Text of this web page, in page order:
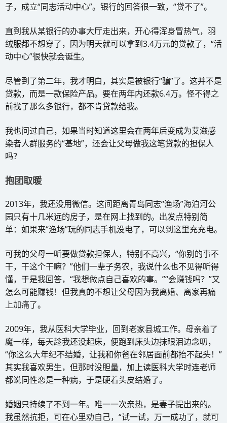
子，成立“同志活动中心”。银行的回答很一致，“贷不了”。
直到我从某银行的办事大厅走出来，开心得浑身冒热气，羽
绒服都不想穿了，因为明天就可以拿到3.4万元的贷款了，“活
动中心”很快就会诞生。
尽管到了第二年，我才明白，其实是被银行“骗”了。这并不是
贷款，而是一款保险产品。要在两年内还款6.4万。怪不得之
前找了那么多银行，都不肯贷款给我。
我也问过自己，如果当时知道这里会在两年后变成为艾滋感
染者人群服务的“基地”，还会让父母做我这笔贷款的担保人
吗？
抱团取暖
2013年，我还没用微信。这间距离青岛同志“渔场”海泊河公
园只有十几米远的房子，是在网上找到的。出发点特别简
单：如果来“渔场”玩的同志手机没电了，可以到这里充充电。
可我的父母一听要做贷款担保人，特别不高兴，“你别的事不
干，干这个干嘛？”他们一辈子务农，我说什么也不见得听得
懂，于是我回答，“我想做点自己喜欢的事。”“会赚钱吗？”又
怎么可能赚钱！但我真的不想让父母因为我离婚、离家再痛
上加痛了。
2009年，我从医科大学毕业，回到老家县城工作。母亲着了
魔一样，每天趁我还没起床，便跑到床头边抹眼泪边念叨，
“你这么大年纪不结婚，让我和你爸在邻居面前都抬不起头！”
其实我喜欢男生，但那时没胆量，加上读医科大学时连老师
都说同性恋是一种病，于是硬着头皮结婚了。
婚姻只持续了不到一年。唯一一次亲热，是妻子提出来的。
我虽然抗拒，可在心里劝自己，“试一试，万一成功了，就可